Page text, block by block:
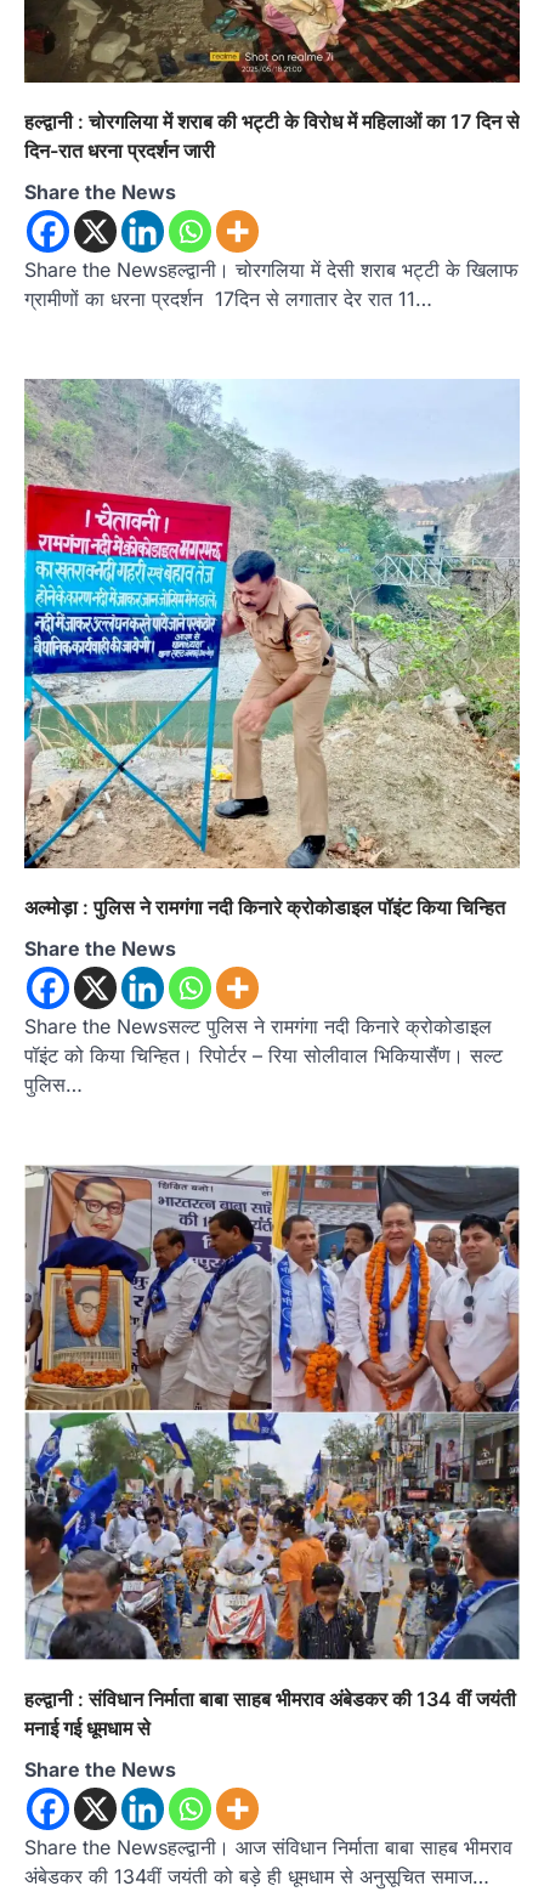
हल्द्वानी : चोरगलिया में शराब की भट्टी के विरोध में महिलाओं का 17 दिन से
दिन-रात धरना प्रदर्शन जारी
Share the News
Share the Newsहल्द्वानी। चोरगलिया में देसी शराब भट्टी के खिलाफ
ग्रामीणों का धरना प्रदर्शन 17दिन से लगातार देर रात 11…
अल्मोड़ा : पुलिस ने रामगंगा नदी किनारे क्रोकोडाइल पॉइंट किया चिन्हित
Share the News
Share the Newsसल्ट पुलिस ने रामगंगा नदी किनारे क्रोकोडाइल
पॉइंट को किया चिन्हित। रिपोर्टर – रिया सोलीवाल भिकियासैंण। सल्ट
पुलिस…
हल्द्वानी : संविधान निर्माता बाबा साहब भीमराव अंबेडकर की 134 वीं जयंती
मनाई गई धूमधाम से
Share the News
Share the Newsहल्द्वानी। आज संविधान निर्माता बाबा साहब भीमराव
अंबेडकर की 134वीं जयंती को बड़े ही धूमधाम से अनुसूचित समाज…
2
अल्मोड़ा उत्तराखण्ड कुमाऊं ख़बरें
तुला सिंह तड़ियाल की पुस्तक ‘संघर्षों भरा
इतिहास को सहेजने का प्रयास
उत्तराखंड के सामाजिक और राज्य आंदोलन के संघर्षों को
दस्तावेज के रूप में प्रस्तुत करती…
3
अल्मोड़ा उत्तराखण्ड ख़बरें
Admin August 8, 2026
रानीखेत। आर्मी पब्लिक स्कूल रानीखेत की प्रतिभाशाली
छात्रा याग्यिका कुंद्रा ने अपनी शानदार शतरंज प्रतिभा…
4
उत्तराखण्ड कुमाऊं ख़बरें नैनीताल
हल्द्वानी में खड़गे का हुंकार, नौकरियों से लेकर
संविधान और भ्रष्टाचार तक भाजपा को घेरा
Admin August 8, 2026
हल्द्वानी में आयोजित विजय शंखनाद रैली को संबोधित करते
हुए कांग्रेस के राष्ट्रीय अध्यक्ष मल्लिकार्जुन…
ख़बर
हल्द्वानी : जिया रानी की भूमि पर कथित
अतिक्रमण को लेकर पहाड़ी समाज में आक्रोश,
निकाली ‘पहाड़ी स्वाभिमान रैली’; प्रशासन को
10 दिन का अल्टीमेटम
Admin August 9, 2026
रानीबाग की ऐतिहासिक धरोहर को अतिक्रमण मुक्त कराने
सफर’ का भव्य विमोचन, जन आंदोलनों के
इतिहास को सहेजने का प्रयास
Admin August 9, 2026
उत्तराखंड के सामाजिक और राज्य आंदोलन के संघर्षों को